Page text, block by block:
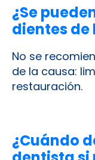
No se
de la causa:
restauración.
¿Cuándo
Lo antes
cambia de